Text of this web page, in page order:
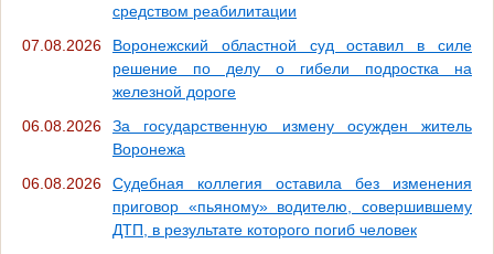
средством реабилитации
07.08.2026
Воронежский областной суд оставил в силе
решение по делу о гибели подростка на
железной дороге
06.08.2026
За государственную измену осужден житель
Воронежа
06.08.2026
Судебная коллегия оставила без изменения
приговор «пьяному» водителю, совершившему
ДТП, в результате которого погиб человек